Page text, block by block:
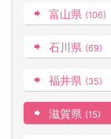
富山県 (106)
石川県 (69)
福井県 (35)
滋賀県 (15)